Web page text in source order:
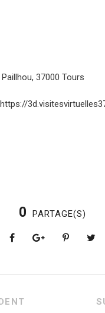
37000 Tours
https://
0 PARTAGE(S)